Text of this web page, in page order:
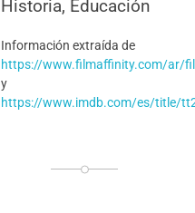
Historia, Educación
Información extraída de
https://www.filmaffinity.com/ar/
y
https://www.imdb.com/es/title/